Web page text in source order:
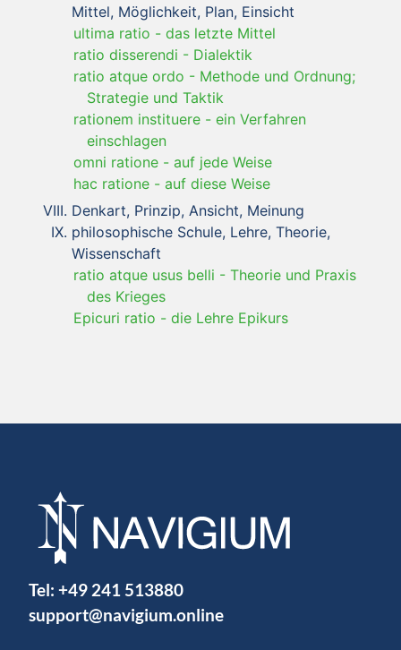
Mittel, Möglichkeit, Plan, Einsicht
ultima ratio - das letzte Mittel
ratio disserendi - Dialektik
ratio atque ordo - Methode und Ordnung;
Strategie und Taktik
rationem instituere - ein Verfahren
einschlagen
omni ratione - auf jede Weise
hac ratione - auf diese Weise
Denkart, Prinzip, Ansicht, Meinung
philosophische Schule, Lehre, Theorie,
Wissenschaft
ratio atque usus belli - Theorie und Praxis
des Krieges
Epicuri ratio - die Lehre Epikurs
Tel: +49 241 513880
support@navigium.online